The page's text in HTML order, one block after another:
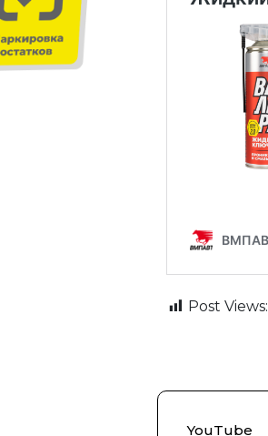
Post Views:
YouTube